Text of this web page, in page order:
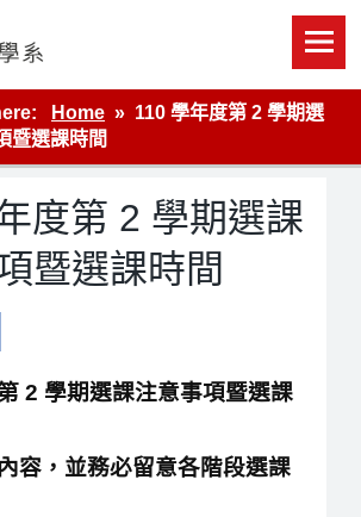
網站
Home
110 學年度第 2 學期選
暨選課時間
度第 2 學期選課
暨選課時間
2 學期選課注意事項暨選課
容，並務必留意各階段選課